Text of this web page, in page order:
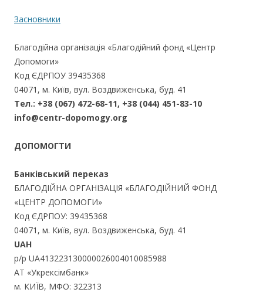
Засновники
Благодійна організація «Благодійний фонд «Центр
Допомоги»
Код ЄДРПОУ 39435368
04071, м. Київ, вул. Воздвиженська, буд. 41
Тел.: +38 (067) 472-68-11, +38 (044) 451-83-10
info@centr-dopomogy.org
ДОПОМОГТИ
Банківський переказ
БЛАГОДІЙНА ОРГАНІЗАЦІЯ «БЛАГОДІЙНИЙ ФОНД
«ЦЕНТР ДОПОМОГИ»
Код ЄДРПОУ: 39435368
04071, м. Київ, вул. Воздвиженська, буд. 41
UAH
р/р UA413223130000026004010085988
АТ «Укрексімбанк»
м. КИЇВ, МФО: 322313